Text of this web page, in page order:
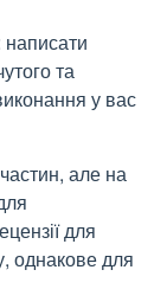
написати
та
у вас
але на
для
однакове для